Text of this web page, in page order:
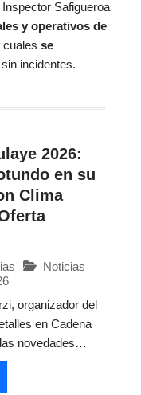
Safigueroa
y operativos de
cuales se
incidentes.
2026:
en su
Clima
Noticias
organizador del
en Cadena
novedades…